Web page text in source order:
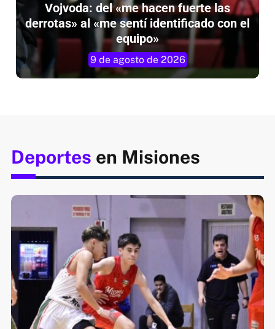
Vojvoda: del «me hacen fuerte las
derrotas» al «me sentí identificado con el
equipo»
9 de agosto de 2026
Deportes en Misiones